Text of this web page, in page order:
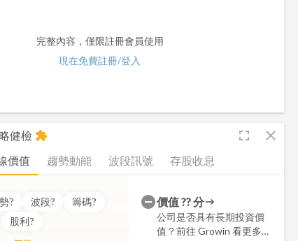
完整內容，僅限註冊會員使用
現在免費註冊/登入
健檢 fullscreen close
extension
價值 趨勢動能 波段訊號 存股收息
? 波段? 籌碼?
股利?
價值??分
公司是否具有長期投資價
值？前往 Growin 看更多細